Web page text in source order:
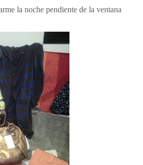
la noche pendiente de la ventana